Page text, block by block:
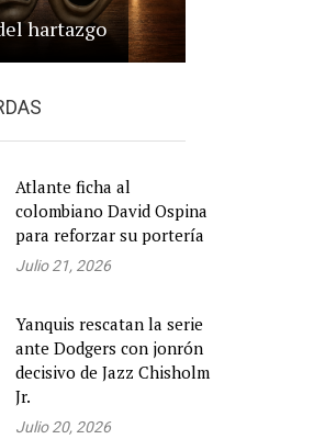
hartazgo
Atlante ficha al
colombiano David Ospina
para reforzar su portería
Julio 21, 2026
Yanquis rescatan la serie
ante Dodgers con jonrón
decisivo de Jazz Chisholm
Jr.
Julio 20, 2026